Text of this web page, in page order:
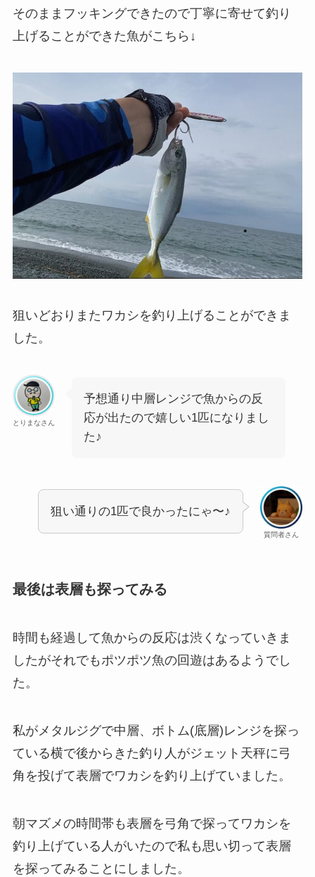
そのままフッキングできたので丁寧に寄せて釣り
上げることができた魚がこちら↓
狙いどおりまたワカシを釣り上げることができま
した。
とりまなさん
予想通り中層レンジで魚からの反
応が出たので嬉しい1匹になりまし
た♪
質問者さん
狙い通りの1匹で良かったにゃ〜♪
最後は表層も探ってみる
時間も経過して魚からの反応は渋くなっていきま
したがそれでもポツポツ魚の回遊はあるようでし
た。
私がメタルジグで中層、ボトム(底層)レンジを探っ
ている横で後からきた釣り人がジェット天秤に弓
角を投げて表層でワカシを釣り上げていました。
朝マズメの時間帯も表層を弓角で探ってワカシを
釣り上げている人がいたので私も思い切って表層
を探ってみることにしました。